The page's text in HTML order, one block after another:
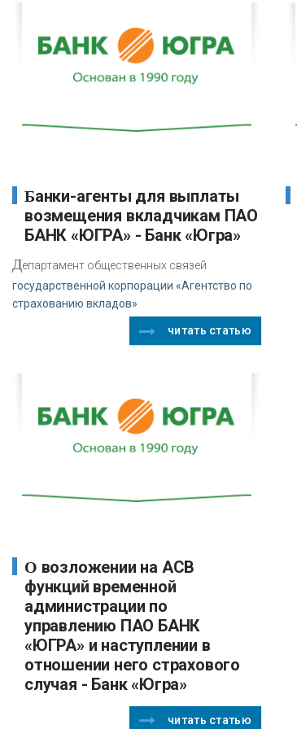
Банки-агенты для выплаты
возмещения вкладчикам ПАО
БАНК «ЮГРА» - Банк «Югра»
Департамент общественных связей
государственной корпорации «Агентство по
страхованию вкладов»
читать статью
О возложении на АСВ
функций временной
администрации по
управлению ПАО БАНК
«ЮГРА» и наступлении в
отношении него страхового
случая - Банк «Югра»
читать статью